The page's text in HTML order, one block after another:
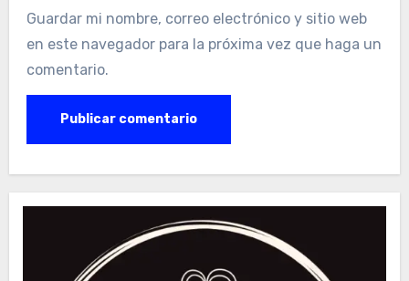
Guardar mi nombre, correo electrónico y sitio web
en este navegador para la próxima vez que haga un
comentario.